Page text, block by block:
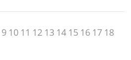
9 10 11 12 13 14 15 16 17 18